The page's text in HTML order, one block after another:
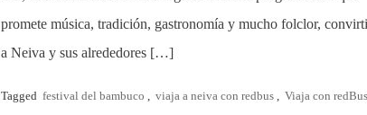
promete música, tradición, gastronomía y mucho folclor,
a Neiva y sus alrededores […]
Tagged festival del bambuco , viaja a neiva con redbus , Viaja con redBus